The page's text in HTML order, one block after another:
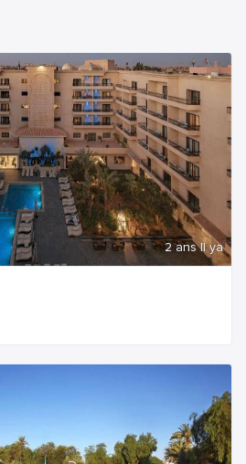
2 ans Il ya